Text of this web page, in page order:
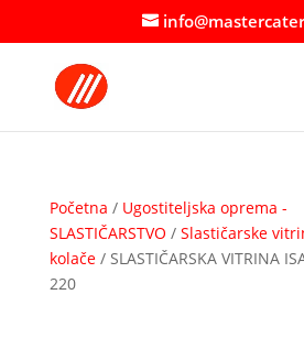
Početna / Ugostiteljska oprema -
SLASTIČARSTVO / Slastičarske
kolače/ SLASTIČARSKA VITRINA
220